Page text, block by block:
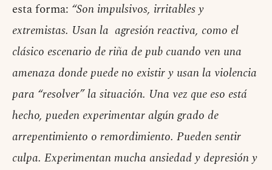
esta forma: “Son impulsivos, irritables y
extremistas. Usan la agresión reactiva, como el
clásico escenario de riña de pub cuando ven una
amenaza donde puede no existir y usan la violencia
para “resolver” la situación. Una vez que eso está
hecho, pueden experimentar algún grado de
arrepentimiento o remordimiento. Pueden sentir
culpa. Experimentan mucha ansiedad y depresión y